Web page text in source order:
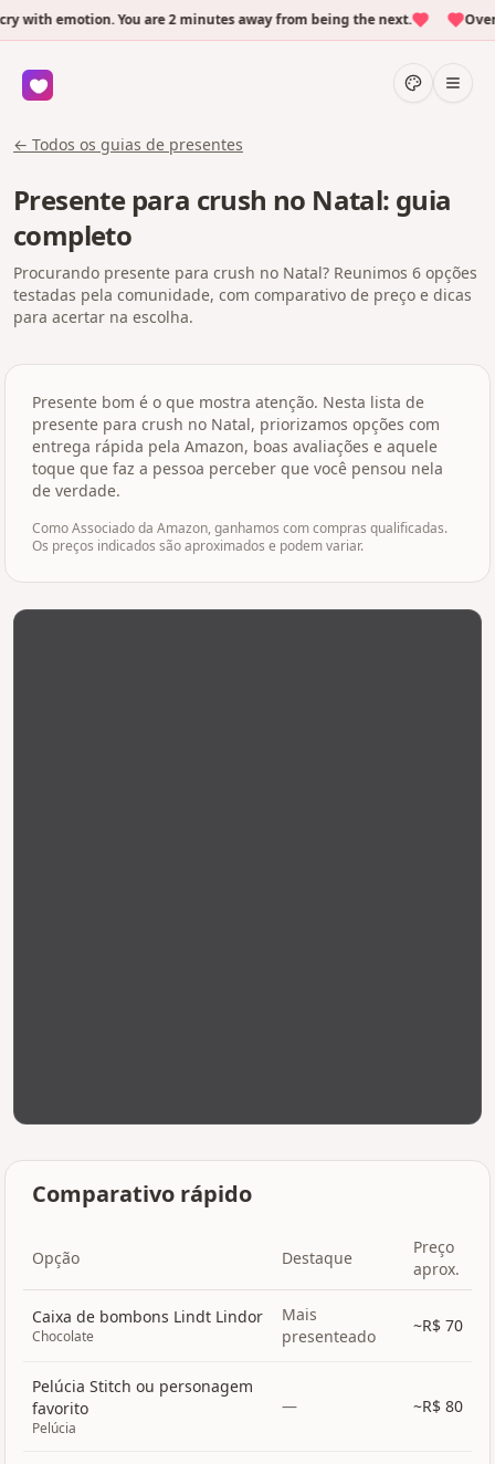
with emotion. You are 2 minutes away from being the next. Over
← Todos os guias de presentes
Presente para crush no Natal: guia
completo
Procurando presente para crush no Natal? Reunimos 6 opções
testadas pela comunidade, com comparativo de preço e dicas
para acertar na escolha.
Presente bom é o que mostra atenção. Nesta lista de
presente para crush no Natal, priorizamos opções com
entrega rápida pela Amazon, boas avaliações e aquele
toque que faz a pessoa perceber que você pensou nela
de verdade.
Como Associado da Amazon, ganhamos com compras qualificadas.
Os preços indicados são aproximados e podem variar.
Comparativo rápido
Opção Destaque
Preço
aprox.
Caixa de bombons Lindt Lindor
Chocolate
Mais
presenteado
~R$ 70
Pelúcia Stitch ou personagem
favorito
Pelúcia
— ~R$ 80